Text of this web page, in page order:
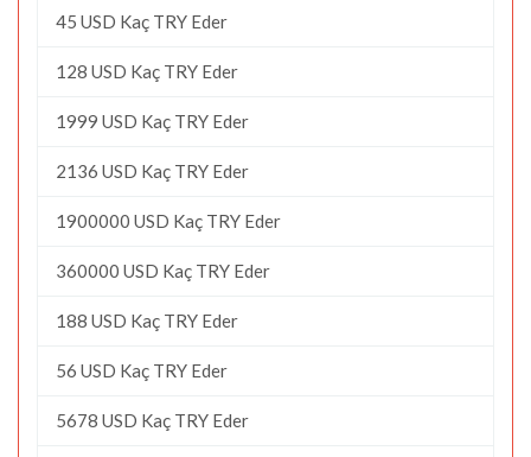
45 USD Kaç TRY Eder
128 USD Kaç TRY Eder
1999 USD Kaç TRY Eder
2136 USD Kaç TRY Eder
1900000 USD Kaç TRY Eder
360000 USD Kaç TRY Eder
188 USD Kaç TRY Eder
56 USD Kaç TRY Eder
5678 USD Kaç TRY Eder